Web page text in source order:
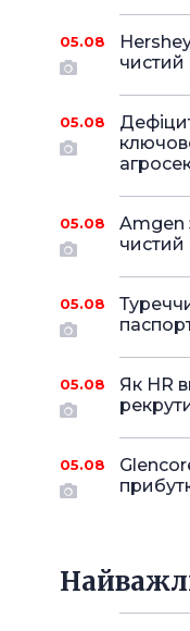
05.08
чистий
05.08
05.08
Amgen
чистий
05.08
05.08
Як HR
05.08